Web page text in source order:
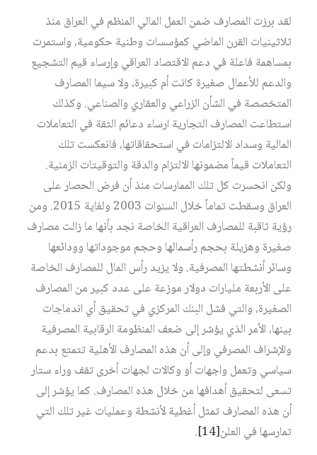
لقد برزت المصارف ضمن العمل المالي المنظم في العراق منذ
ثلاثينيات القرن الماضي كمؤسسات وطنية حكومية، واستمرت
بمساهمة فاعلة في دعم الاقتصاد العراقي وإرساء قيم التشجيع
والدعم للأعمال صغيرة كانت أم كبيرة، ولا سيما المصارف
المتخصصة في الشأن الزراعي والعقاري والصناعي. وكذلك
استطاعت المصارف التجارية ارساء دعائم الثقة في التعاملات
المالية وسداد الالتزامات في استحقاقاتها، فانعكست تلك
التعاملات قيماً مضمونها الالتزام والدقة والتوقيتات الزمنية.
ولكن انحسرت كل تلك الممارسات منذ أن فرض الحصار على
العراق وسقطت تماماً خلال السنوات 2003 ولغاية 2015. ومن
رؤية ثاقبة للمصارف العراقية الخاصة نجد بأنها ما زالت مصارف
صغيرة وهزيلة بحجم رأسمالها وحجم موجوداتها وودائعها
وسائر أنشطتها المصرفية. ولا يزيد رأس المال للمصارف الخاصة
على الأربعة مليارات دولار موزعة على عدد كبير من المصارف
الصغيرة، والتي فشل البنك المركزي في تحقيق أي اندماجات
بينها، الأمر الذي يؤشر إلى ضعف المنظومة الرقابية المصرفية
والإشراف المصرفي وإلى أن هذه المصارف الأهلية تتمتع بدعم
سياسي وتعمل واجهات أو وكالات لجهات أخرى تقف وراء ستار
تسعى لتحقيق أهدافها من خلال هذه المصارف. كما يؤشر إلى
أن هذه المصارف تمثل أغطية لأنشطة وعمليات غير تلك التي
تمارسها في العلن‏[14]
.